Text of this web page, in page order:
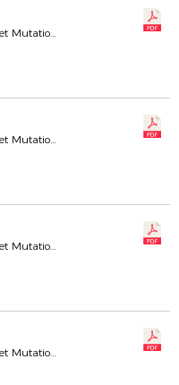
Commission Régionale des Règlements et Mutations
Commission Régionale des Règlements et Mutations
Commission Régionale des Règlements et Mutations
Commission Régionale des Règlements et Mutations